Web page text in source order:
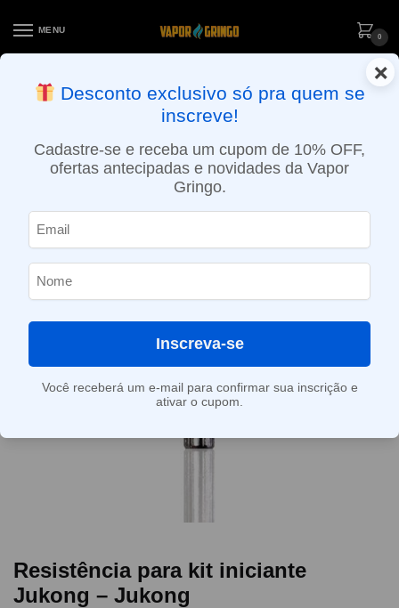
MENU
0
ENTREGA NO MESMO DIA EM SÃO PAULO (SEG A SEX): PEDIDOS
APROVADOS ATÉ 15:30 VIA MOTOBOY
Resistência para kit iniciante
Jukong – Jukong
×
Desconto exclusivo só pra quem se
inscreve!
Cadastre-se e receba um cupom de 10% OFF,
ofertas antecipadas e novidades da Vapor
Gringo.
Inscreva-se
Você receberá um e-mail para confirmar sua inscrição e
ativar o cupom.